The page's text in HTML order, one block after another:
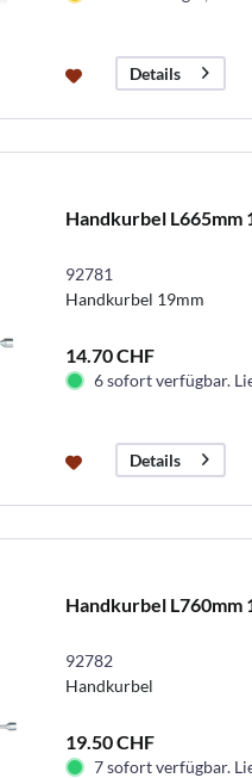
Details
Handkurbel L665mm
92781
Handkurbel 19mm
14.70 CHF
6 sofort verfügbar.
Details
Handkurbel L760mm
92782
Handkurbel
19.50 CHF
7 sofort verfügbar.